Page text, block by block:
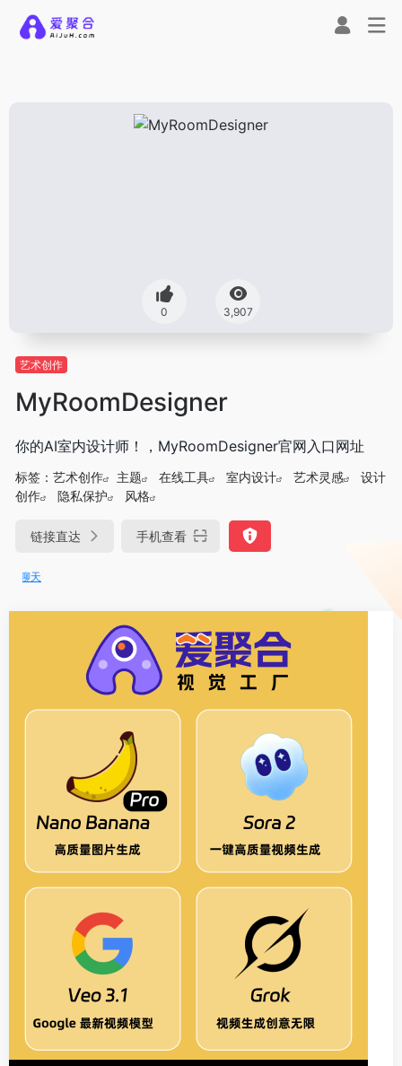
0 3,907
艺术创作
MyRoomDesigner
你的AI室内设计师！，MyRoomDesigner官网入口网址
标签： 艺术创作 主题 在线工具 室内设计 艺术灵感
设计
创作
隐私保护 风格
链接直达 手机查看